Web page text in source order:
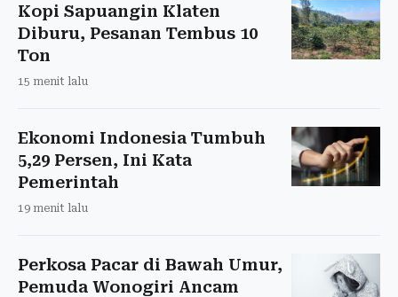
Kopi Sapuangin Klaten
Diburu, Pesanan Tembus 10
Ton
15 menit lalu
Ekonomi Indonesia Tumbuh
5,29 Persen, Ini Kata
Pemerintah
19 menit lalu
Perkosa Pacar di Bawah Umur,
Pemuda Wonogiri Ancam